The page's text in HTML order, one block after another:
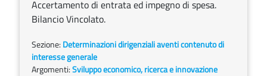
Accertamento di entrata ed impegno di spesa.
Bilancio Vincolato.
Sezione: Determinazioni dirigenziali aventi contenuto di
interesse generale
Argomenti:Sviluppo economico, ricerca e innovazione